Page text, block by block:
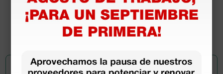
101,00 €
(Precio sin IVA)